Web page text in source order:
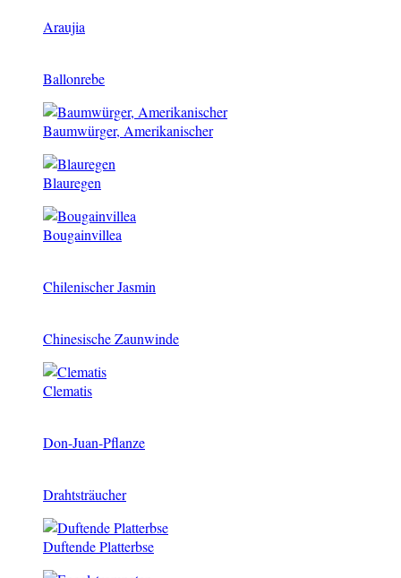
Araujia
Ballonrebe
Baumwürger, Amerikanischer
Blauregen
Bougainvillea
Chilenischer Jasmin
Chinesische Zaunwinde
Clematis
Don-Juan-Pflanze
Drahtsträucher
Duftende Platterbse